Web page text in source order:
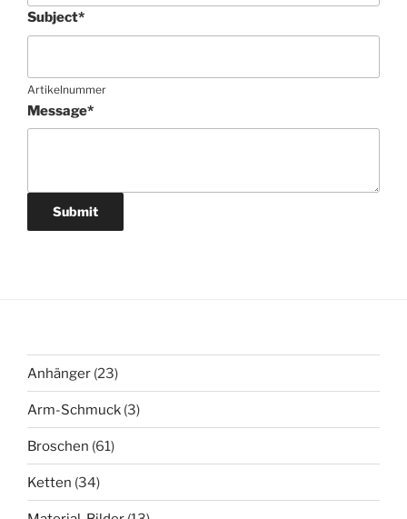
Subject*
Artikelnummer
Message*
Submit
Anhänger 2323
Produkte
Arm-Schmuck 33
Produkte
Broschen 6161
Produkte
Ketten 3434
Produkte